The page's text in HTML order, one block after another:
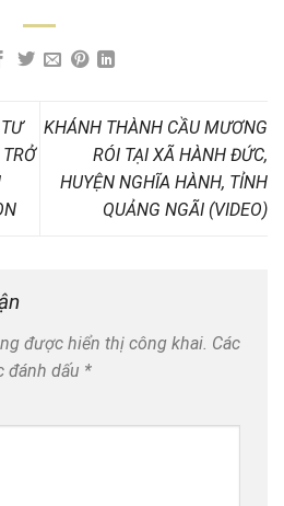
KHÁNH THÀNH CẦU MƯƠNG
RÓI TẠI XÃ HÀNH ĐỨC,
HUYỆN NGHĨA HÀNH, TỈNH
QUẢNG NGÃI (VIDEO)
được hiển thị công khai. Các
đánh dấu *